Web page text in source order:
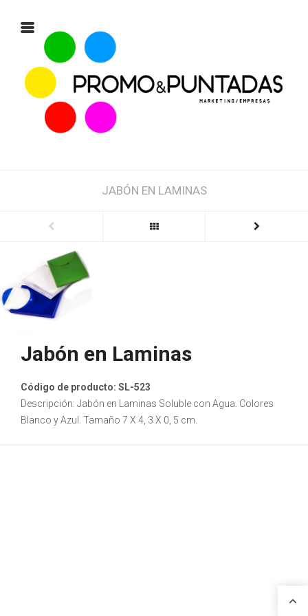
JABÓN EN LAMINAS
Jabón en Laminas
Código de producto: SL-523
Descripción: Jabón en Laminas Soluble con Agua. Colores
Blanco y Azul. Tamaño 7 X 4, 3 X 0, 5 cm.